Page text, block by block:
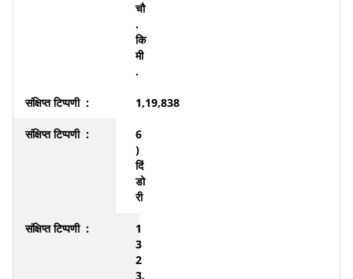
चौ
.
कि
मी
.
1,19,838
6
)
दिं
डो
री
1
3
2
3.